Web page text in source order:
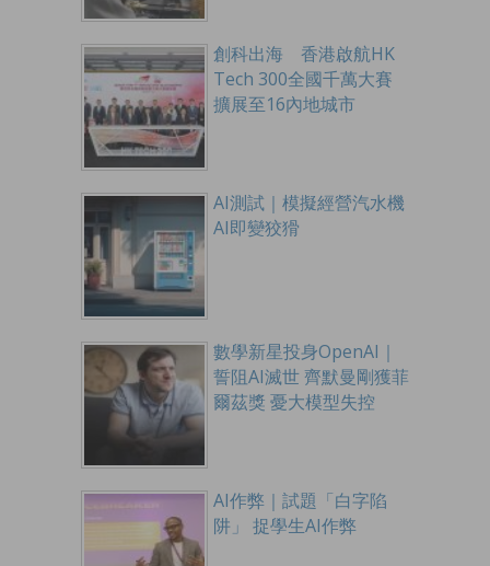
創科出海 香港啟航HK
Tech 300全國千萬大賽
擴展至16內地城市
AI測試｜模擬經營汽水機
AI即變狡猾
數學新星投身OpenAI｜
誓阻AI滅世 齊默曼剛獲菲
爾茲獎 憂大模型失控
AI作弊｜試題「白字陷
阱」 捉學生AI作弊